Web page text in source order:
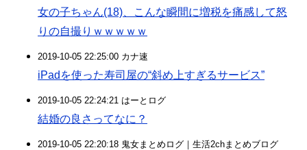
女の子ちゃん(18)、こんな瞬間に増税を痛感して怒
りの自撮りｗｗｗｗｗ
2019-10-05 22:25:00 カナ速
iPadを使った寿司屋の“斜め上すぎるサービス”
2019-10-05 22:24:21 はーとログ
結婚の良さってなに？
2019-10-05 22:20:18 鬼女まとめログ｜生活2chまとめブログ